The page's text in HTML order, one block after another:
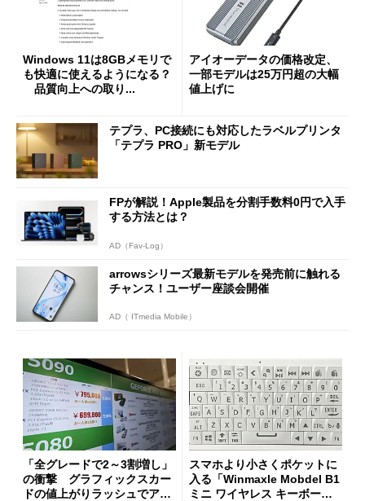
Windows 11は8GBメモリで
も快適に使えるようになる？
品質向上への取り...
アイオーデータの価格改定、
一部モデルは25万円超の大幅
値上げに
テプラ、PC接続にも対応したラベルプリンタ
「テプラ PRO」新モデル
FPが解説！Apple製品を分割手数料0円で入手
する方法とは？
AD（Fav-Log）
arrowsシリーズ最新モデルを発売前に触れる
チャンス！ユーザー座談会開催
AD（ ITmedia Mobile）
「全グレードで2～3割増し」
の衝撃 グラフィックスカー
ドの値上がりラッシュでアキ
スマホより小さくポケットに
入る「Winmaxle Mobdel B1
ミニ ワイヤレス キーボー